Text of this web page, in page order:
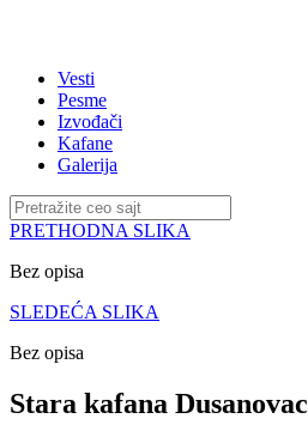
Vesti
Pesme
Izvođači
Kafane
Galerija
PRETHODNA SLIKA
Bez opisa
SLEDEĆA SLIKA
Bez opisa
Stara kafana Dusanovac